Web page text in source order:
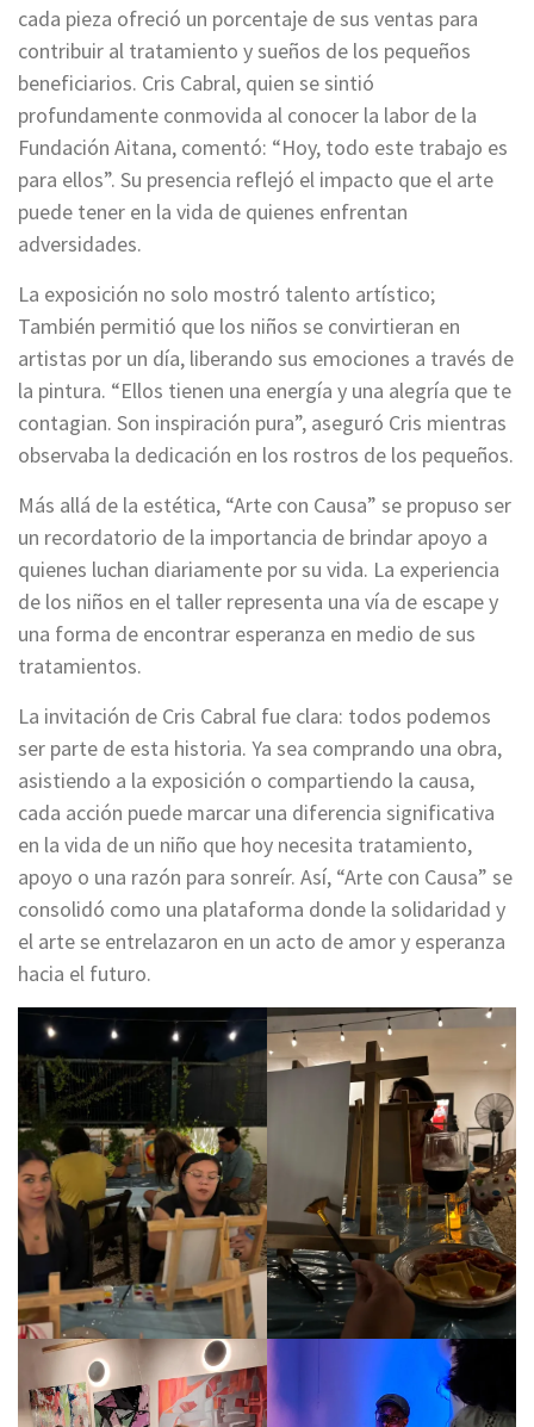
cada pieza ofreció un porcentaje de sus ventas para
contribuir al tratamiento y sueños de los pequeños
beneficiarios. Cris Cabral, quien se sintió
profundamente conmovida al conocer la labor de la
Fundación Aitana, comentó: “Hoy, todo este trabajo es
para ellos”. Su presencia reflejó el impacto que el arte
puede tener en la vida de quienes enfrentan
adversidades.
La exposición no solo mostró talento artístico;
También permitió que los niños se convirtieran en
artistas por un día, liberando sus emociones a través de
la pintura. “Ellos tienen una energía y una alegría que te
contagian. Son inspiración pura”, aseguró Cris mientras
observaba la dedicación en los rostros de los pequeños.
Más allá de la estética, “Arte con Causa” se propuso ser
un recordatorio de la importancia de brindar apoyo a
quienes luchan diariamente por su vida. La experiencia
de los niños en el taller representa una vía de escape y
una forma de encontrar esperanza en medio de sus
tratamientos.
La invitación de Cris Cabral fue clara: todos podemos
ser parte de esta historia. Ya sea comprando una obra,
asistiendo a la exposición o compartiendo la causa,
cada acción puede marcar una diferencia significativa
en la vida de un niño que hoy necesita tratamiento,
apoyo o una razón para sonreír. Así, “Arte con Causa” se
consolidó como una plataforma donde la solidaridad y
el arte se entrelazaron en un acto de amor y esperanza
hacia el futuro.